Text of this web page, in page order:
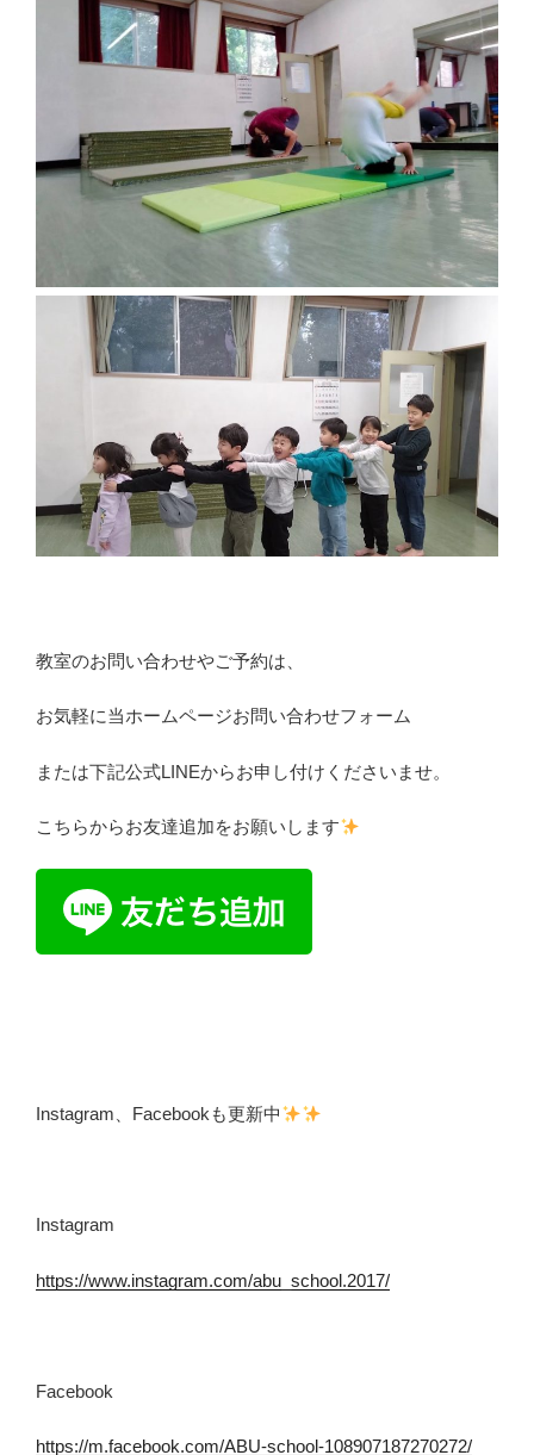
教室のお問い合わせやご予約は、
お気軽に当ホームページお問い合わせフォーム
または下記公式LINEからお申し付けくださいませ。
こちらからお友達追加をお願いします
Instagram、Facebookも更新中
Instagram
https://www.instagram.com/abu_school.2017/
Facebook
https://m.facebook.com/ABU-school-108907187270272/